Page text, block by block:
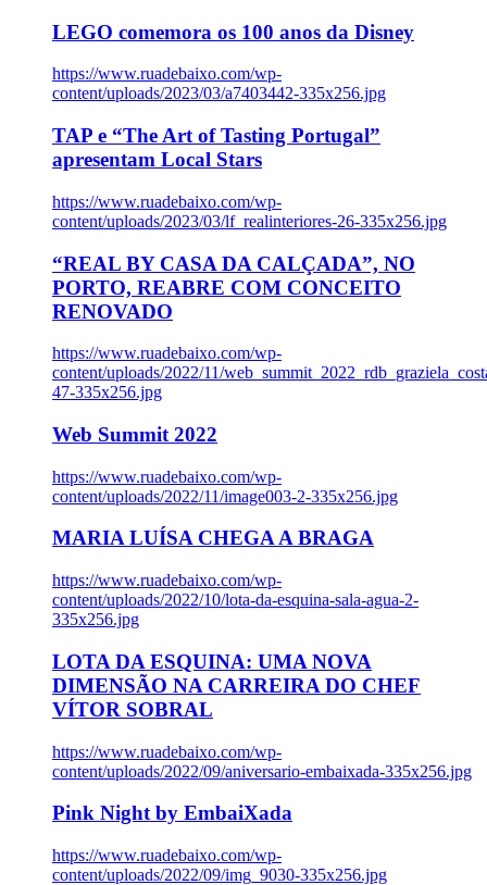
LEGO comemora os 100 anos da Disney
https://www.ruadebaixo.com/wp-
content/uploads/2023/03/a7403442-335x256.jpg
TAP e “The Art of Tasting Portugal”
apresentam Local Stars
https://www.ruadebaixo.com/wp-
content/uploads/2023/03/lf_realinteriores-26-335x256.jpg
“REAL BY CASA DA CALÇADA”, NO
PORTO, REABRE COM CONCEITO
RENOVADO
https://www.ruadebaixo.com/wp-
content/uploads/2022/11/
47-335x256.jpg
Web Summit 2022
https://www.ruadebaixo.com/wp-
content/uploads/2022/11/image003-2-335x256.jpg
MARIA LUÍSA CHEGA A BRAGA
https://www.ruadebaixo.com/wp-
content/uploads/2022/10/lota-da-esquina-sala-agua-2-
335x256.jpg
LOTA DA ESQUINA: UMA NOVA
DIMENSÃO NA CARREIRA DO CHEF
VÍTOR SOBRAL
https://www.ruadebaixo.com/wp-
content/uploads/2022/09/aniversario-embaixada-335x256.jpg
Pink Night by EmbaiXada
https://www.ruadebaixo.com/wp-
content/uploads/2022/09/img_9030-335x256.jpg